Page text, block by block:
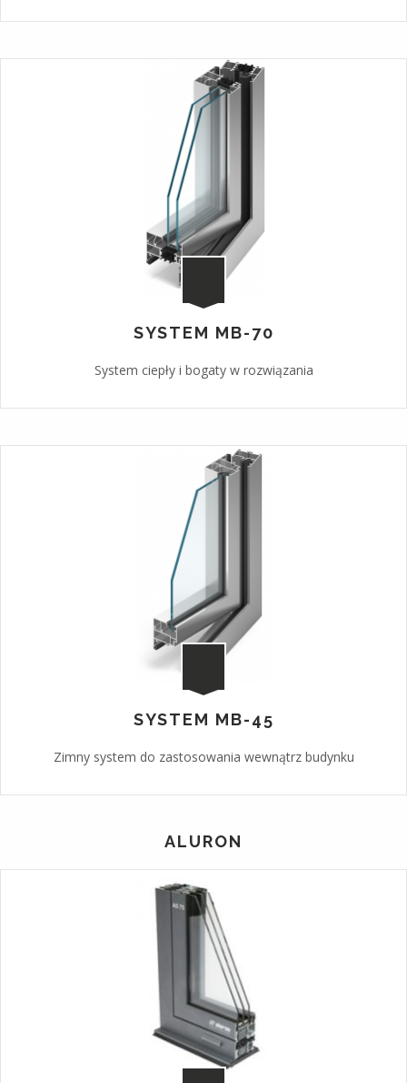
SYSTEM MB-70
System ciepły i bogaty w rozwiązania
SYSTEM MB-45
Zimny system do zastosowania wewnątrz budynku
ALURON